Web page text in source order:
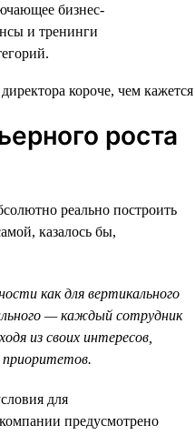
бизнес-
и тренинги
роста
реально построить
казалось бы,
как для вертикального
— каждый сотрудник
из своих интересов,
для
предусмотрено